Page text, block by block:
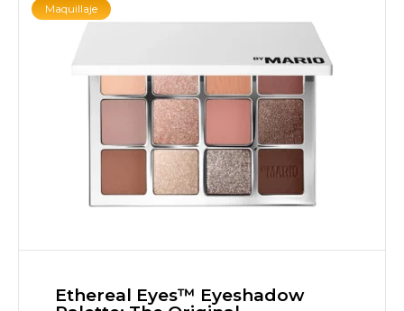
Maquillaje
Ethereal Eyes™ Eyeshadow